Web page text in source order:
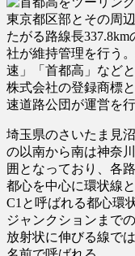
東京都区部とその周
たがる路線長
社が維持管理を行う
速」「首都高」など
株式会社の登録商標
速道路公団が運営を行
埼玉県のさいたま見
の以南から南は神奈
囲となっており、各
都心を中心に環状線
C1と呼ばれる都心環
ジャンクションまで
放射状に伸びる線で